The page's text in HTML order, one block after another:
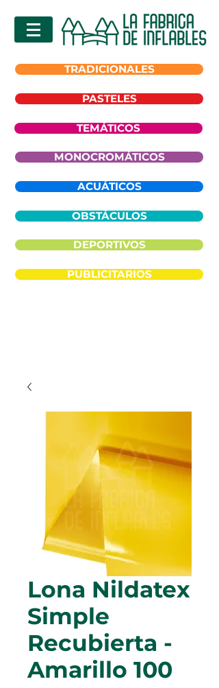
TRADICIONALES
PASTELES
TEMÁTICOS
MONOCROMÁTICOS
ACUÁTICOS
OBSTÁCULOS
DEPORTIVOS
PUBLICITARIOS
Lona Nildatex
Simple
Recubierta -
Amarillo 100